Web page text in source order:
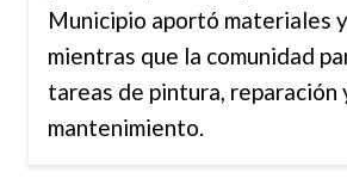
Municipio aportó materiales
mientras que la comunidad
tareas de pintura, reparación
mantenimiento.